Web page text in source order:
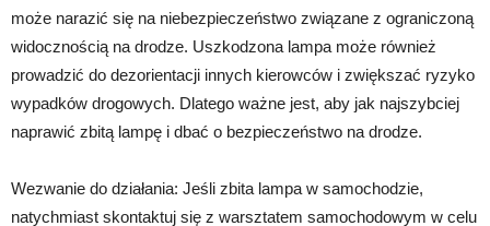
może narazić się na niebezpieczeństwo związane z ograniczoną
widocznością na drodze. Uszkodzona lampa może również
prowadzić do dezorientacji innych kierowców i zwiększać ryzyko
wypadków drogowych. Dlatego ważne jest, aby jak najszybciej
naprawić zbitą lampę i dbać o bezpieczeństwo na drodze.
Wezwanie do działania: Jeśli zbita lampa w samochodzie,
natychmiast skontaktuj się z warsztatem samochodowym w celu